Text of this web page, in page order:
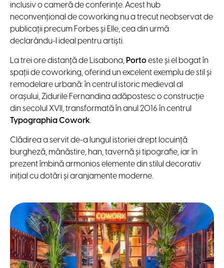
inclusiv o cameră de conferințe. Acest hub
neconvențional de coworking nu a trecut neobservat de
publicații precum Forbes și Elle, cea din urmă
declarându-l ideal pentru artiști.
La trei ore distanță de Lisabona, Portoeste și el bogat în
spații de coworking, oferind un excelent exemplu de stil și
remodelare urbană: în centrul istoric medieval al
orașului, Zidurile Fernandina adăpostesc o construcție
din secolul XVII, transformată în anul 2016 în centrul
Typographia Cowork.
Clădirea a servit de-a lungul istoriei drept locuință
burgheză, mănăstire, han, tavernă și tipografie, iar în
prezent îmbină armonios elemente din stilul decorativ
inițial cu dotări și aranjamente moderne.